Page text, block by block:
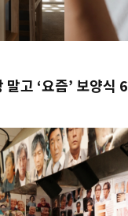
고 ‘요즘’ 보양식 6